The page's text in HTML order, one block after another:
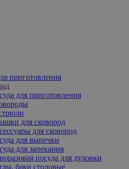
приготовления
для приготовления
для сковород
для сковород
для выпечки
для запекания
посуда для духовки
баки столовые